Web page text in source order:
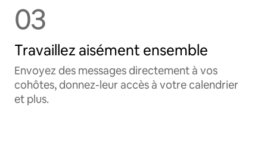
03
Travaillez aisément ensemble
Envoyez des messages directement à vos
cohôtes, donnez-leur accès à votre calendrier
et plus.